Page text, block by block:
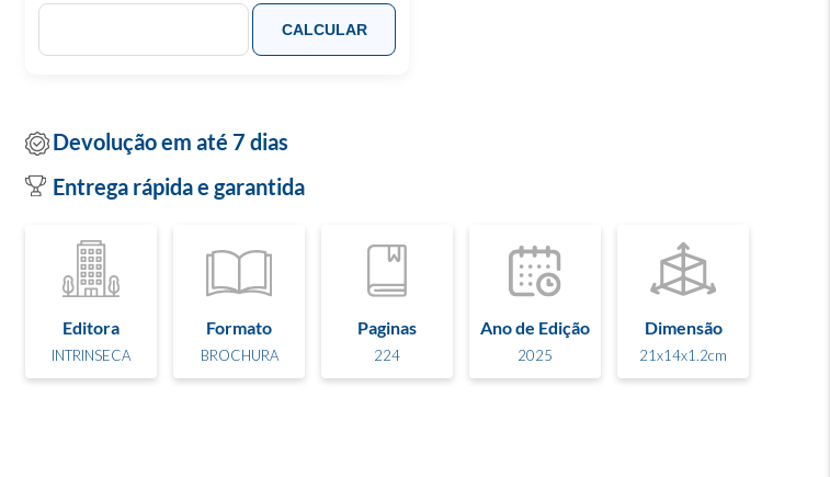
CALCULAR
Devolução em até 7 dias
Entrega rápida e garantida
Editora
INTRINSECA
Formato
BROCHURA
Paginas
224
Ano de Edição
2025
Dimensão
21x14x1.2cm